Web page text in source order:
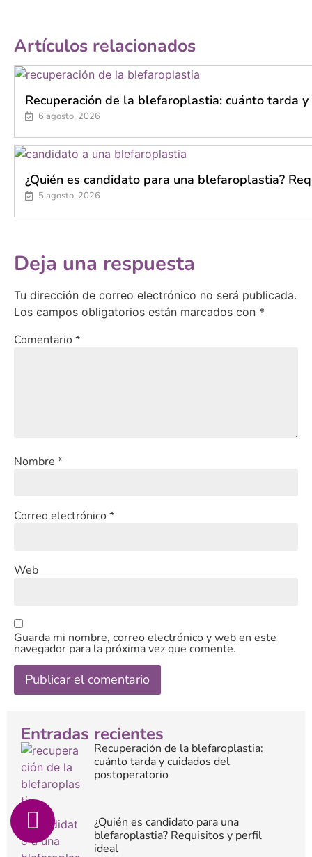
Artículos relacionados
Recuperación de la blefaroplastia: cuánto tarda
6 agosto, 2026
¿Quién es candidato para una blefaroplastia?
5 agosto, 2026
Deja una respuesta
Tu dirección de correo electrónico no será publicada.
Los campos obligatorios están marcados con *
Comentario*
Nombre *
Correo electrónico*
Web
Guarda mi nombre, correo electrónico y web en este
navegador para la próxima vez que comente.
Entradas recientes
Recuperación de la blefaroplastia:
cuánto tarda y cuidados del
postoperatorio
¿Quién es candidato para una
blefaroplastia? Requisitos y perfil
ideal